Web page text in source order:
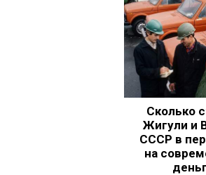
Сколько
Жигули и
СССР в
на